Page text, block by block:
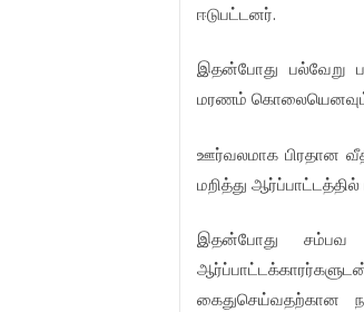
ஈடுபட்டனர்.
இதன்போது பல்வேறு
மரணம்
ஊர்வலமாக பிரதான
மறித்து ஆர்ப்பாட்டத்தில்
இதன்போது சம்பவ
கைதுசெய்வதற்கான